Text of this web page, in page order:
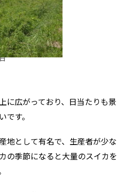
に広がっており、日当たりも景
です。
地として有名で、生産者が少な
の季節になると大量のスイカを